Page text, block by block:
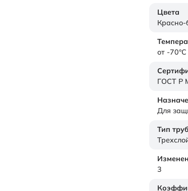
Цвета
от -
ГОСТ Р
Для
Тип
3